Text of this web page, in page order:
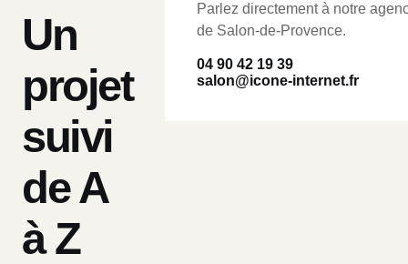
Un
projet
suivi
de A
à Z
Parlez directement à notre
de Salon-de-Provence.
04 90 42 19 39
salon@icone-internet.fr